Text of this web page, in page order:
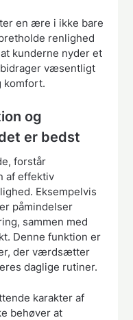
en ære i ikke bare
renlighed
kunderne nyder et
væsentligt
komfort.
og
er bedst
forstår
af ​​effektiv
Eksempelvis
påmindelser
sammen med
Denne funktion er
der værdsætter
daglige rutiner.
karakter af
behøver at